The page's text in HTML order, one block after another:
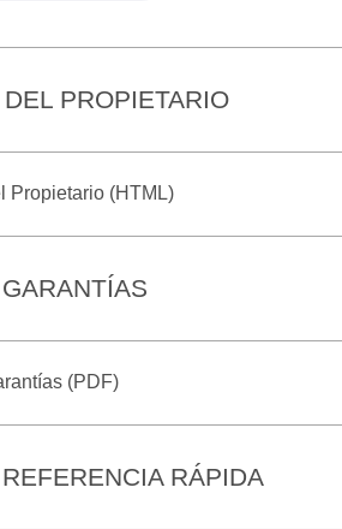
PROPIETARIO
Propietario (HTML)
(PDF)
RÁPIDA